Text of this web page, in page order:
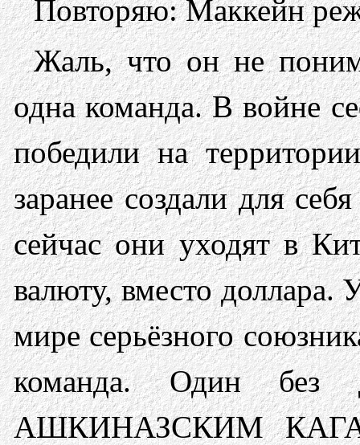
Повторяю: Маккейн
Жаль, что он не
одна команда. В войне
победили на
заранее создали для
сейчас они уходят в
валюту, вместо доллара.
мире серьёзного
команда. Один без
АШКИНАЗСКИМ